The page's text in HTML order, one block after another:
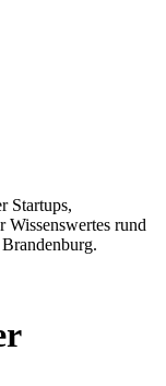
Startups,
Wissenswertes rund